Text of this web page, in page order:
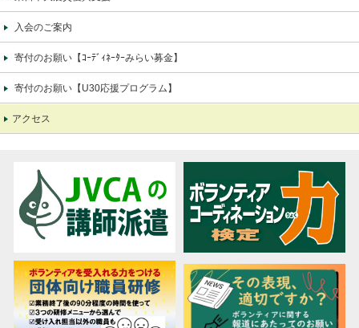
入会のご案内
寄付のお願い【ｺｰﾃﾞｨﾈｰﾀｰみらい募金】
寄付のお願い【U30応援プログラム】
アクセス